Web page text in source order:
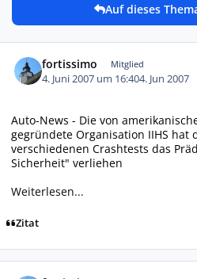
Auf dieses
fortissimo Mitglied
4. Juni 2007 um 16:404. Jun 2007
Auto-News - Die von
gegründete Organisation IIHS hat
verschiedenen Crashtests das
Sicherheit" verliehen
Weiterlesen...
Zitat